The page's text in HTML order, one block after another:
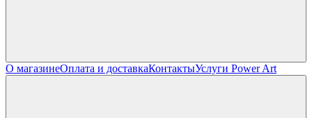
О магазинеОплата и доставкаКонтактыУслуги Power Art